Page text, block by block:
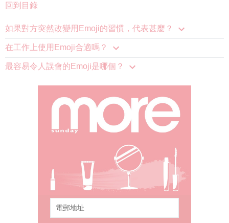
回到目錄
如果對方突然改變用Emoji的習慣，代表甚麼？
在工作上使用Emoji合適嗎？
最容易令人誤會的Emoji是哪個？